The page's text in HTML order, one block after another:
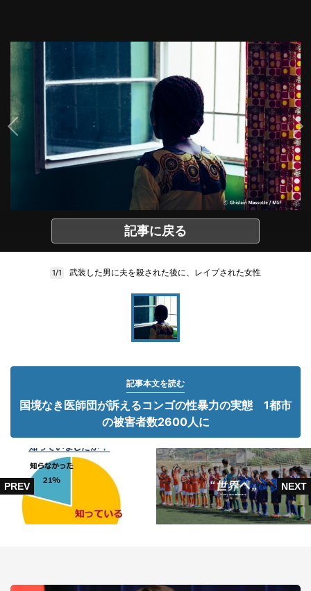
記事に戻る
1/1 武装した男に夫を殺された後に、レイプされた女性
記事本文を読む
国境なき医師団が訴えるコンゴの性暴力の実態 1都市
の被害者数2600人に